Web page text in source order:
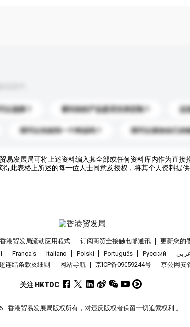
以选择？ 请问你的产品是否支持定制？ 运
我可以先收到一个样品吗？ 我可以添加自己的
易发展局可将上述资料编入其全部或任何资料库内作为直
此表格上所述的每一位人士同意及授权，将其个人资料提
香港贸发局流动应用程式 订阅商贸全接触电邮通讯 更新您的
Français Italiano Polski Português Pусский عربى
超连结条款及细则 网站导航 京ICP备09059244号 京公网安
关注 HKTDC
香港贸易发展局版权所有，对违反版权者保留一切追索权利 。